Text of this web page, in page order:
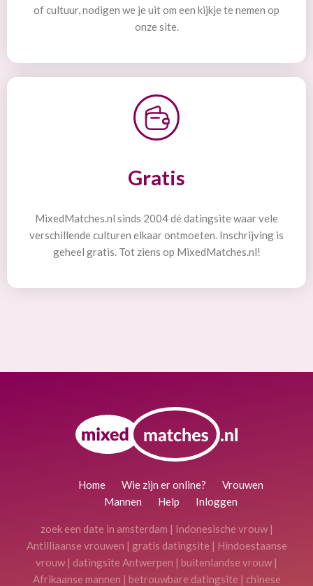
of cultuur, nodigen we je uit om een kijkje te nemen op
onze site.
Gratis
MixedMatches.nl sinds 2004 dé datingsite waar vele
verschillende culturen elkaar ontmoeten. Inschrijving is
geheel gratis. Tot ziens op MixedMatches.nl!
Home Wie zijn er online?
Vrouwen
Mannen
Help Inloggen
zoek een date in amsterdam | Indonesische vrouw |
Antilliaanse vrouwen | gratis datingsite | Hindoestaanse
vrouw | datingsite Antwerpen | buitenlandse vrouw |
Afrikaanse mannen | betrouwbare datingsite | chinese